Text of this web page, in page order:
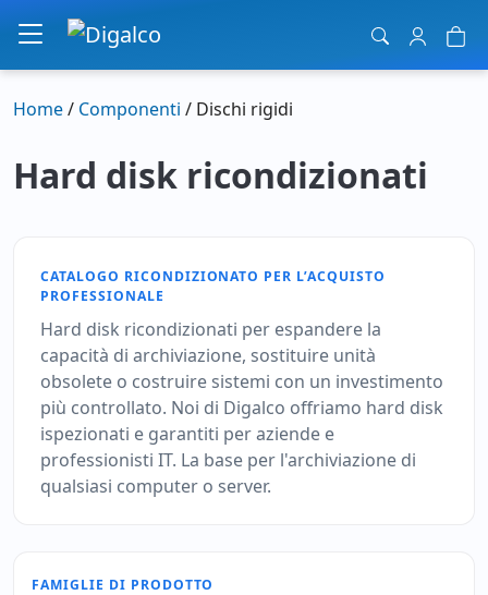
Navigazione principale
Home/ Componenti / Dischi rigidi
Hard disk ricondizionati
CATALOGO RICONDIZIONATO PER L’ACQUISTO
PROFESSIONALE
Hard disk ricondizionati per espandere la
capacità di archiviazione, sostituire unità
obsolete o costruire sistemi con un investimento
più controllato. Noi di Digalco offriamo hard disk
ispezionati e garantiti per aziende e
professionisti IT. La base per l'archiviazione di
qualsiasi computer o server.
FAMIGLIE DI PRODOTTO